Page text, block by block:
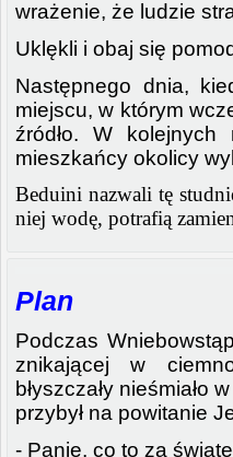
wrażenie, że ludzie
Uklękli i obaj się
Następnego dnia,
miejscu, w którym
źródło. W
mieszkańcy okolicy
Beduini nazwali tę
niej wodę, potrafią
Plan
Podczas
znikającej w
błyszczały nieśmiało
przybył na powitanie
- Panie, co to za